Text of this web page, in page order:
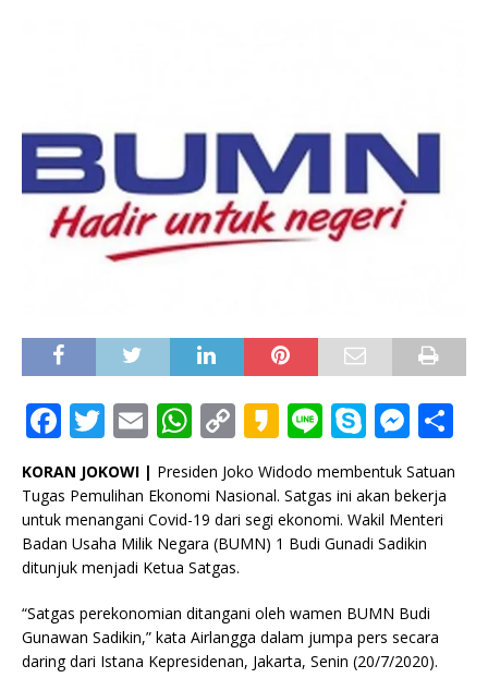
F
a
c
e
b
o
k
T
w
it
te
r
E
m
ai
l
W
h
at
s
A
p
p
C
o
p
y
Li
k
K
a
k
a
o
Li
e
S
k
y
p
e
M
e
ss
e
n
g
e
r
ar
KORAN JOKOWI | Presiden Joko Widodo membentuk Satuan
Tugas Pemulihan Ekonomi Nasional. Satgas ini akan bekerja
untuk menangani Covid-19 dari segi ekonomi. Wakil Menteri
Badan Usaha Milik Negara (BUMN) 1 Budi Gunadi Sadikin
ditunjuk menjadi Ketua Satgas.
“Satgas perekonomian ditangani oleh wamen BUMN Budi
Gunawan Sadikin,” kata Airlangga dalam jumpa pers secara
daring dari Istana Kepresidenan, Jakarta, Senin (20/7/2020).